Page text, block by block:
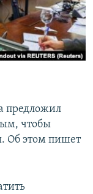
предложил
чтобы
Об этом пишет